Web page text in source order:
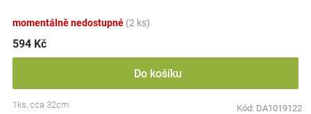
momentálně nedostupné (2 ks)
594 Kč
Do košíku
1ks, cca 32cm Kód: DA1019122